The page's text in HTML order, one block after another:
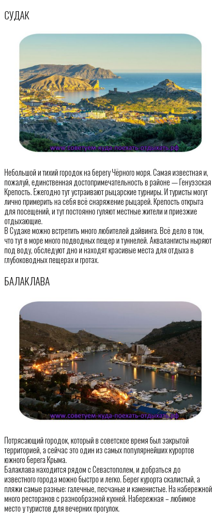
СУДАК
Небольшой и тихий городок на берегу Чёрного моря. Самая известная и,
пожалуй, единственная достопримечательность в районе — Генуэзская
Крепость. Ежегодно тут устраивают рыцарские турниры. И туристы могут
лично примерить на себя всё снаряжение рыцарей. Крепость открыта
для посещений, и тут постоянно гуляют местные жители и приезжие
отдыхающие.
В Судаке можно встретить много любителей дайвинга. Всё дело в том,
что тут в море много подводных пещер и туннелей. Аквалангисты ныряют
под воду, обследуют дно и находят красивые места для отдыха в
глубоководных пещерах и гротах.
БАЛАКЛАВА
Потрясающий городок, который в советское время был закрытой
территорией, а сейчас это один из самых популярнейших курортов
южного берега Крыма.
Балаклава находится рядом с Севастополем, и добраться до
известного города можно быстро и легко. Берег курорта скалистый, а
пляжи самые разные: галечные, песчаные и каменистые. На набережной
много ресторанов с разнообразной кухней. Набережная – любимое
место у туристов для вечерних прогулок.